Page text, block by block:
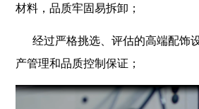
材料，品质牢固易拆卸；
经过严格挑选、评估的高端配饰
产管理和品质控制保证；